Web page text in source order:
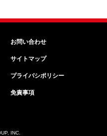
お問い合わせ
サイトマップ
プライバシポリシー
免責事項
INC.